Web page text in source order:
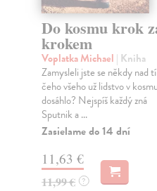
Do kosmu krok
krokem
Voplatka Michael | Kniha
Zamysleli jste se někdy nad
čeho všeho už lidstvo v kosmu
dosáhlo? Nejspíš každý zná
Sputnik a ...
Zasielame do 14 dní
11,63 €
11,99 € ?